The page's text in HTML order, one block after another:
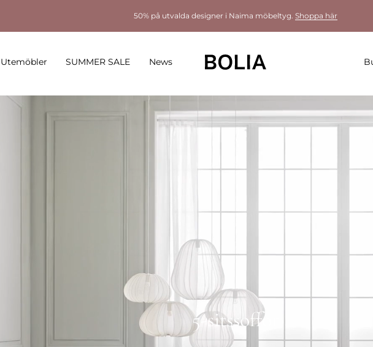
50% på utvalda designer i Naima möbeltyg. Shoppa här
Utemöbler SUMMER SALE News
5-sitssoffor